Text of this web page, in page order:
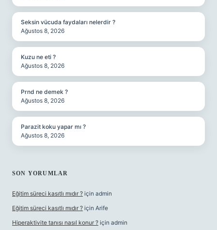
Seksin vücuda faydaları nelerdir ?
Ağustos 8, 2026
Kuzu ne eti ?
Ağustos 8, 2026
Prnd ne demek ?
Ağustos 8, 2026
Parazit koku yapar mı ?
Ağustos 8, 2026
SON YORUMLAR
Eğitim süreci kasıtlı mıdır ? için admin
Eğitim süreci kasıtlı mıdır ? için Arife
Hiperaktivite tanısı nasıl konur ? için admin